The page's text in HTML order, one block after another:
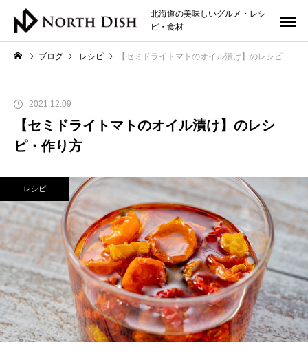
北海道の美味しいグルメ・レシ
ピ・食材
ブログ レシピ 【セミドライトマトのオイル漬け】のレシピ・作り方
2021.12.09
【セミドライトマトのオイル漬け】のレシ
ピ・作り方
レシピ